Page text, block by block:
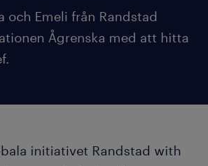
och Emeli från Randstad
Ågrenska med att hitta
initiativet Randstad with